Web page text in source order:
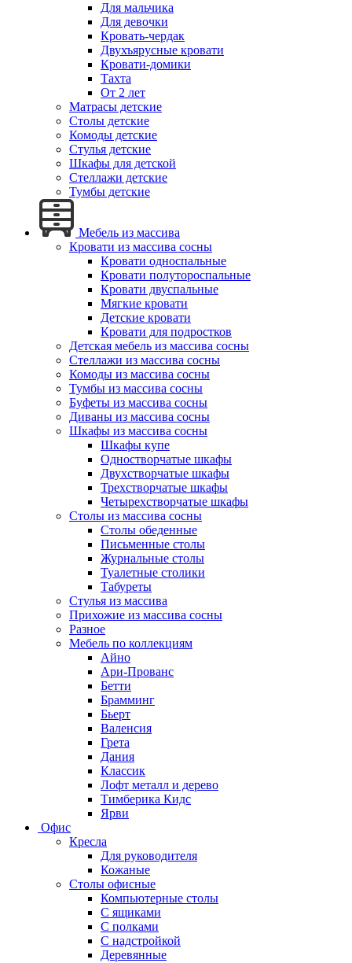
Для мальчика
Для девочки
Кровать-чердак
Двухъярусные кровати
Кровати-домики
Тахта
От 2 лет
Матрасы детские
Столы детские
Комоды детские
Стулья детские
Шкафы для детской
Стеллажи детские
Тумбы детские
Мебель из массива
Кровати из массива сосны
Кровати односпальные
Кровати полутороспальные
Кровати двуспальные
Мягкие кровати
Детские кровати
Кровати для подростков
Детская мебель из массива сосны
Стеллажи из массива сосны
Комоды из массива сосны
Тумбы из массива сосны
Буфеты из массива сосны
Диваны из массива сосны
Шкафы из массива сосны
Шкафы купе
Одностворчатые шкафы
Двухстворчатые шкафы
Трехстворчатые шкафы
Четырехстворчатые шкафы
Столы из массива сосны
Столы обеденные
Письменные столы
Журнальные столы
Туалетные столики
Табуреты
Стулья из массива
Прихожие из массива сосны
Разное
Мебель по коллекциям
Айно
Ари-Прованс
Бетти
Брамминг
Бьерт
Валенсия
Грета
Дания
Классик
Лофт металл и дерево
Тимберика Кидс
Ярви
Офис
Кресла
Для руководителя
Кожаные
Столы офисные
Компьютерные столы
С ящиками
С полками
С надстройкой
Деревянные